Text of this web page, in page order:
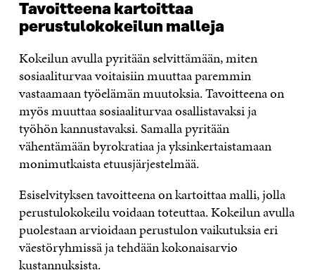
Tavoitteena kartoittaa
perustulokokeilun malleja
Kokeilun avulla pyritään selvittämään, miten
sosiaaliturvaa voitaisiin muuttaa paremmin
vastaamaan työelämän muutoksia. Tavoitteena on
myös muuttaa sosiaaliturvaa osallistavaksi ja
työhön kannustavaksi. Samalla pyritään
vähentämään byrokratiaa ja yksinkertaistamaan
monimutkaista etuusjärjestelmää.
Esiselvityksen tavoitteena on kartoittaa malli, jolla
perustulokokeilu voidaan toteuttaa. Kokeilun avulla
puolestaan arvioidaan perustulon vaikutuksia eri
väestöryhmissä ja tehdään kokonaisarvio
kustannuksista.